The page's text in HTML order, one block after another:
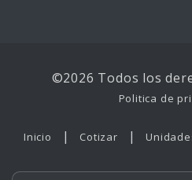
©2026 Todos los
Politica de
Inicio | Cotizar |